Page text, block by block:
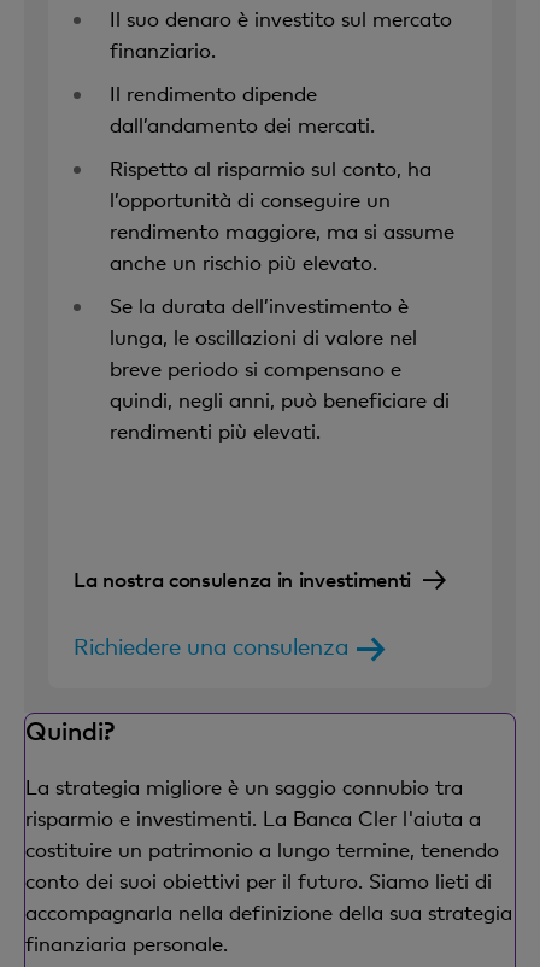
Il suo denaro è investito sul mercato
finanziario.
Il rendimento dipende
dall’andamento dei mercati.
Rispetto al risparmio sul conto, ha
l’opportunità di conseguire un
rendimento maggiore, ma si assume
anche un rischio più elevato.
Se la durata dell’investimento è
lunga, le oscillazioni di valore nel
breve periodo si compensano e
quindi, negli anni, può beneficiare di
rendimenti più elevati.
La nostra consulenza in investimenti
Richiedere una consulenza
Quindi?
La strategia migliore è un saggio connubio tra
risparmio e investimenti. La Banca Cler l'aiuta a
costituire un patrimonio a lungo termine, tenendo
conto dei suoi obiettivi per il futuro. Siamo lieti di
accompagnarla nella definizione della sua strategia
finanziaria personale.